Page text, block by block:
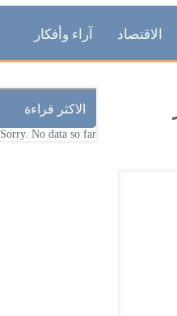
الاقتصاد آراء وأفكار
الاكثر قراءة
Sorry. No data so far.